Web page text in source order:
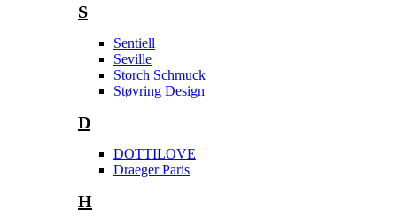
S
Sentiell
Seville
Storch Schmuck
Støvring Design
D
DOTTILOVE
Draeger Paris
H